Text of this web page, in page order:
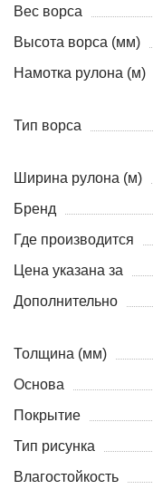
Вес ворса
Высота ворса (мм)
Намотка рулона (м)
Тип ворса
Ширина рулона (м)
Бренд
Где производится
Цена указана за
Дополнительно
Толщина (мм)
Основа
Покрытие
Тип рисунка
Влагостойкость